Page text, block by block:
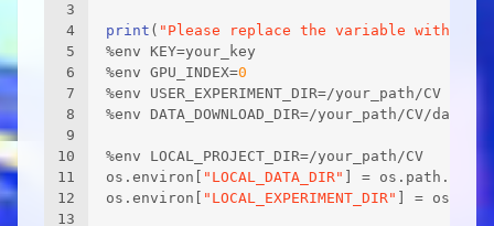
3
4
5
6
7
8
9
10
11
12
13
print ( "Please replace the variable with
%env KEY=your_key
%env GPU_INDEX=0
%env USER_EXPERIMENT_DIR=/your_path/CV
%env DATA_DOWNLOAD_DIR=/your_path/CV/data
%env LOCAL_PROJECT_DIR=/your_path/CV
os.environ[
"LOCAL_DATA_DIR"
] =
os.environ[
"LOCAL_EXPERIMENT_DIR" ] =